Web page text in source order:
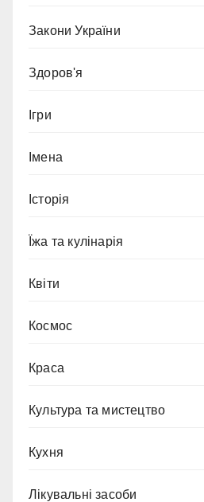
Закони України
Здоров'я
Ігри
Імена
Історія
Їжа та кулінарія
Квіти
Космос
Краса
Культура та мистецтво
Кухня
Лікувальні засоби